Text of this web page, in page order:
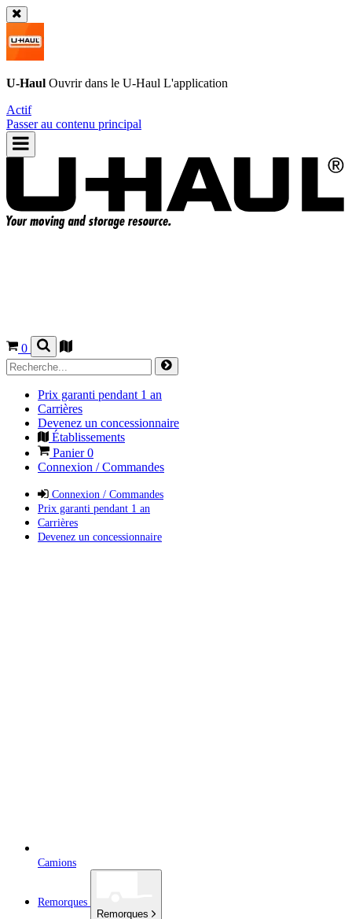
U-Haul Ouvrir dans le U-Haul L'application
Actif
Passer au contenu principal
0
Prix garanti pendant 1 an
Carrières
Devenez un concessionnaire
Établissements
Panier0
Connexion / Commandes
Connexion / Commandes
Prix garanti pendant 1 an
Carrières
Devenez un concessionnaire
Camions
Remorques
Remorques